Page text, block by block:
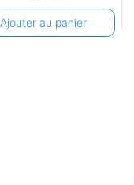
Ajouter au panier